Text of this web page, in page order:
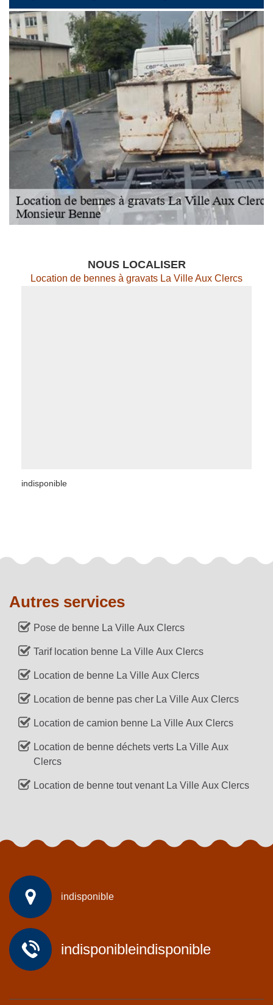
NOUS LOCALISER
Location de bennes à gravats La Ville Aux Clercs
indisponible
Autres services
Pose de benne La Ville Aux Clercs
Tarif location benne La Ville Aux Clercs
Location de benne La Ville Aux Clercs
Location de benne pas cher La Ville Aux Clercs
Location de camion benne La Ville Aux Clercs
Location de benne déchets verts La Ville Aux
Clercs
Location de benne tout venant La Ville Aux Clercs
indisponible
indisponibleindisponible